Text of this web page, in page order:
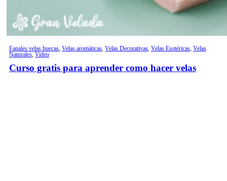
Fanales velas huecas Velas aromáticas Velas Decorativas Velas Esotéricas Velas
Naturales Video
Curso gratis para aprender como hacer velas